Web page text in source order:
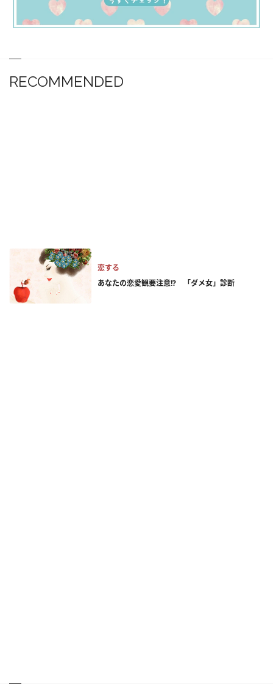
RECOMMENDED
恋する
あなたの恋愛観要注意!? 「ダメ女」診断